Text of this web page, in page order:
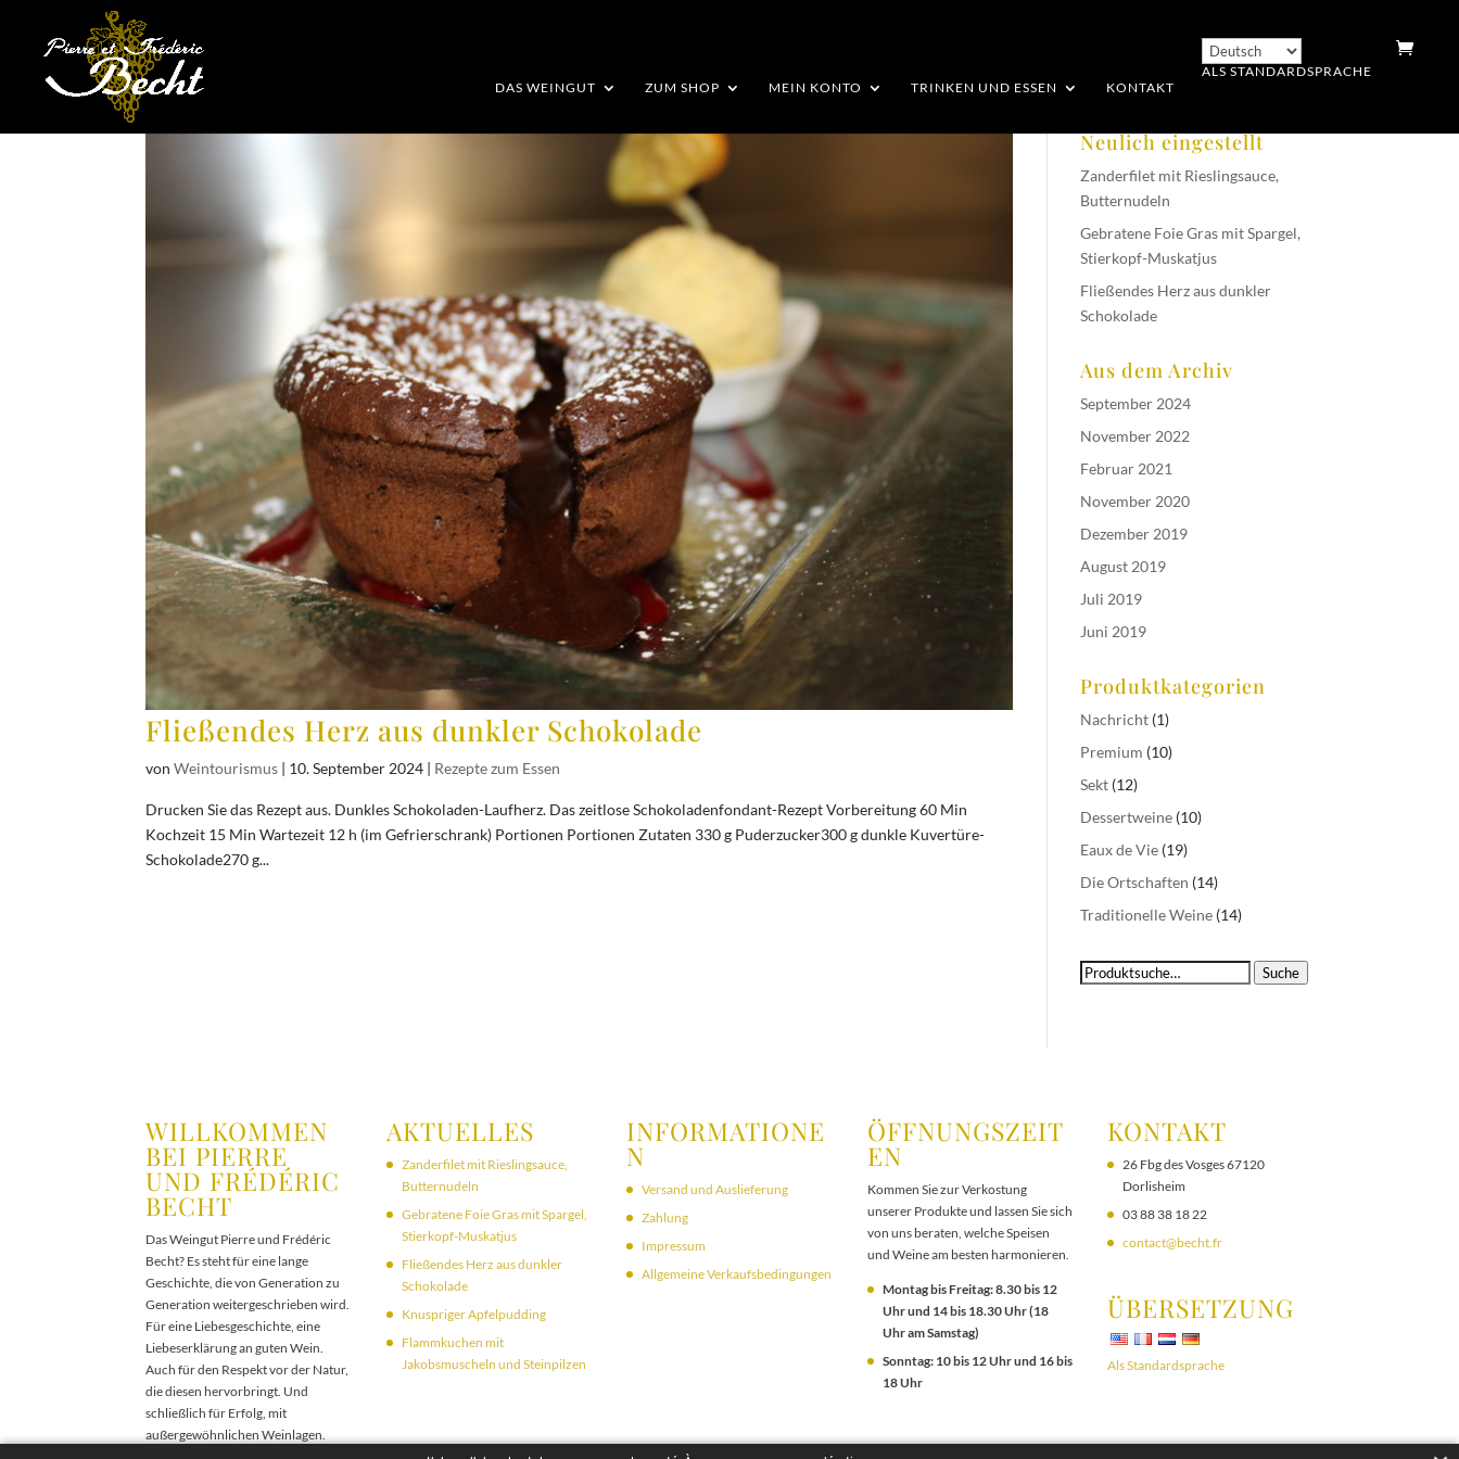
DAS WEINGUT ZUM SHOP MEIN KONTO TRINKEN UND ESSEN KONTAKT
ALS STANDARDSPRACHE
Fließendes Herz aus dunkler Schokolade
vonWeintourismus | 10. September 2024 | Rezepte zum Essen
Drucken Sie das Rezept aus. Dunkles Schokoladen-Laufherz. Das zeitlose Schokoladenfondant-Rezept Vorbereitung 60 Min
Kochzeit 15 Min Wartezeit 12 h (im Gefrierschrank) Portionen Portionen Zutaten 330 g Puderzucker300 g dunkle Kuvertüre-
Schokolade270 g...
Neulich eingestellt
Zanderfilet mit Rieslingsauce,
Butternudeln
Gebratene Foie Gras mit Spargel,
Stierkopf-Muskatjus
Fließendes Herz aus dunkler
Schokolade
Aus dem Archiv
September 2024
November 2022
Februar 2021
November 2020
Dezember 2019
August 2019
Juli 2019
Juni 2019
Produktkategorien
Nachricht (1)
Premium (10)
Sekt (12)
Dessertweine (10)
Eaux de Vie (19)
Die Ortschaften (14)
Traditionelle Weine (14)
Suchen
Suche
WILLKOMMEN
BEI PIERRE
UND FRÉDÉRIC
BECHT
Das Weingut Pierre und Frédéric
Becht? Es steht für eine lange
Geschichte, die von Generation zu
Generation weitergeschrieben wird.
Für eine Liebesgeschichte, eine
Liebeserklärung an guten Wein.
Auch für den Respekt vor der Natur,
die diesen hervorbringt. Und
schließlich für Erfolg, mit
außergewöhnlichen Weinlagen.
AKTUELLES
Zanderfilet mit Rieslingsauce,
Butternudeln
Gebratene Foie Gras mit Spargel,
Stierkopf-Muskatjus
Fließendes Herz aus dunkler
Schokolade
Knuspriger Apfelpudding
Flammkuchen mit
Jakobsmuscheln und Steinpilzen
INFORMATIONE
N
Versand und Auslieferung
Zahlung
Impressum
Allgemeine Verkaufsbedingungen
ÖFFNUNGSZEIT
EN
Kommen Sie zur Verkostung
unserer Produkte und lassen Sie sich
von uns beraten, welche Speisen
und Weine am besten harmonieren.
Montag bis Freitag: 8.30 bis 12
Uhr und 14 bis 18.30 Uhr (18
Uhr am Samstag)
Sonntag: 10 bis 12 Uhr und 16 bis
18 Uhr
KONTAKT
26 Fbg des Vosges 67120
Dorlisheim
03 88 38 18 22
contact@becht.fr
ÜBERSETZUNG
Als Standardsprache